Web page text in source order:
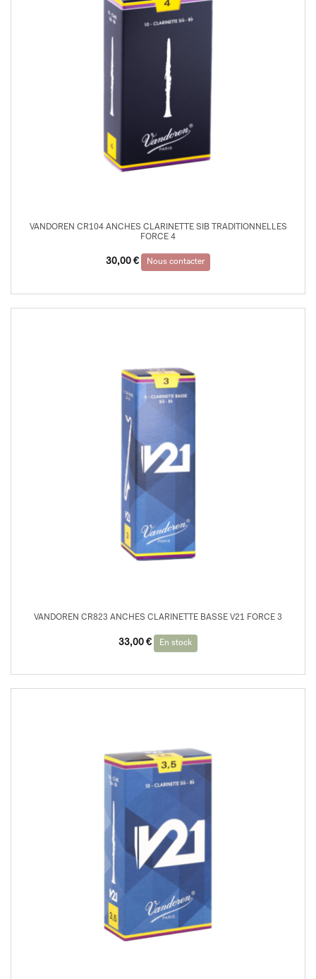
VANDOREN CR104 ANCHES CLARINETTE SIB TRADITIONNELLES
FORCE 4
30,00 € Nous contacter
VANDOREN CR823 ANCHES CLARINETTE BASSE V21 FORCE 3
33,00 € En stock